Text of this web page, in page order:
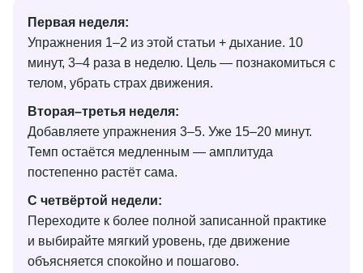
Первая неделя:
Упражнения 1–2 из этой статьи + дыхание. 10
минут, 3–4 раза в неделю. Цель — познакомиться с
телом, убрать страх движения.
Вторая–третья неделя:
Добавляете упражнения 3–5. Уже 15–20 минут.
Темп остаётся медленным — амплитуда
постепенно растёт сама.
С четвёртой недели:
Переходите к более полной записанной практике
и выбирайте мягкий уровень, где движение
объясняется спокойно и пошагово.